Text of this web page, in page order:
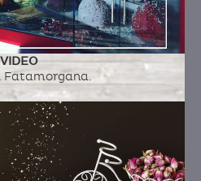
intero a.q., tuorlo
mandorle tostate , zeste
VIDEO
Fatamorgana.